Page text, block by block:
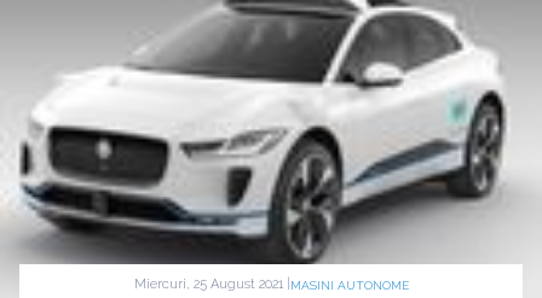
Miercuri, 25 August 2021 | MASINI AUTONOME